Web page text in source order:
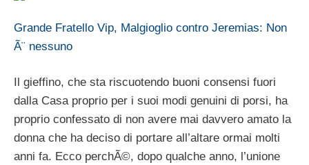
Grande Fratello Vip, Malgioglio contro Jeremias: Non
Ã¨ nessuno
Il gieffino, che sta riscuotendo buoni consensi fuori
dalla Casa proprio per i suoi modi genuini di porsi, ha
proprio confessato di non avere mai davvero amato la
donna che ha deciso di portare all’altare ormai molti
anni fa. Ecco perchÃ©, dopo qualche anno, l’unione